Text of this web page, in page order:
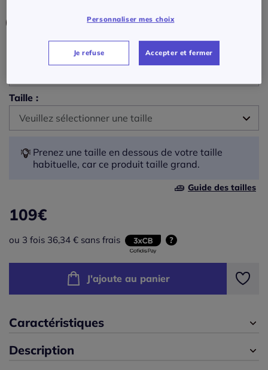
B
F
Taille :
Veuillez sélectionner une taille
42 -
46 -épuisé
48 -épuisé
En stock
Disponible dans 3 semaines
Prenez une taille en dessous de votre taille
habituelle, car ce produit taille grand.
Guide des tailles
109€
ou 3 fois 36,34 € sans frais ?
J'ajoute au panier
Caractéristiques
Description
Personnaliser mes choix
Je refuse Accepter et fermer